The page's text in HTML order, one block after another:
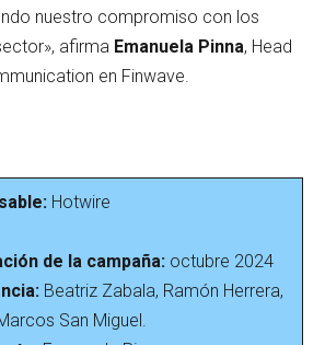
nuestro compromiso con los
afirma Emanuela Pinna, Head
en Finwave.
Hotwire
de la campaña: octubre 2024
Beatriz Zabala, Ramón Herrera,
San Miguel.